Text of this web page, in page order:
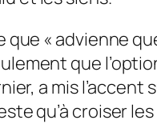
« advienne
que
a mis
qu’à croiser